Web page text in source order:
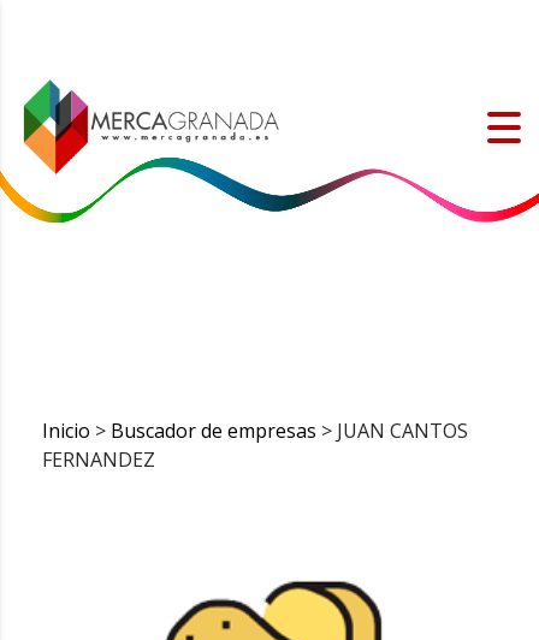
Inicio > Buscador de empresas > JUAN CANTOS
FERNANDEZ